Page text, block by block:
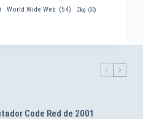
World Wide Web (54) Zilog (32)
Code Red de 2001